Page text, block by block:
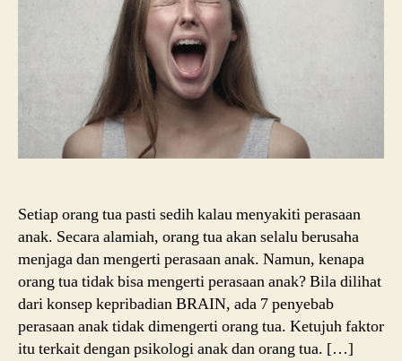
Setiap orang tua pasti sedih kalau menyakiti perasaan
anak. Secara alamiah, orang tua akan selalu berusaha
menjaga dan mengerti perasaan anak. Namun, kenapa
orang tua tidak bisa mengerti perasaan anak? Bila dilihat
dari konsep kepribadian BRAIN, ada 7 penyebab
perasaan anak tidak dimengerti orang tua. Ketujuh faktor
itu terkait dengan psikologi anak dan orang tua. […]